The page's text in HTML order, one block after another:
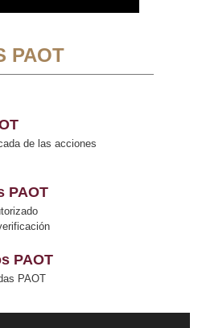
PAOT
de las acciones
PAOT
PAOT
PAOT